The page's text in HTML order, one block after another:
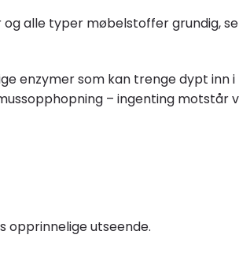
alle typer møbelstoffer grundig,
enzymer som kan trenge dypt inn
– ingenting motstår
opprinnelige utseende.